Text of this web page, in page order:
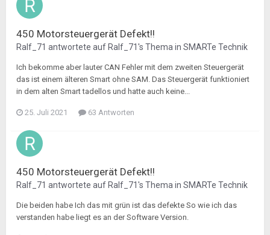
450 Motorsteuergerät Defekt!!
Ralf_71 antwortete auf Ralf_71's Thema in SMARTe Technik
Ich bekomme aber lauter CAN Fehler mit dem zweiten Steuergerät
das ist einem älteren Smart ohne SAM. Das Steuergerät funktioniert
in dem alten Smart tadellos und hatte auch keine...
25. Juli 2021 63 Antworten
450 Motorsteuergerät Defekt!!
Ralf_71 antwortete auf Ralf_71's Thema in SMARTe Technik
Die beiden habe Ich das mit grün ist das defekte So wie ich das
verstanden habe liegt es an der Software Version.